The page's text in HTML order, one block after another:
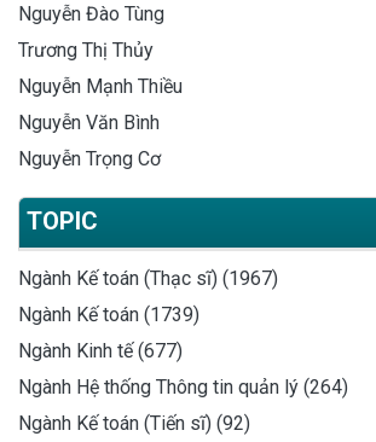
Nguyễn Đào Tùng
Trương Thị Thủy
Nguyễn Mạnh Thiều
Nguyễn Văn Bình
Nguyễn Trọng Cơ
TOPIC
Ngành Kế toán (Thạc sĩ) (1967)
Ngành Kế toán (1739)
Ngành Kinh tế (677)
Ngành Hệ thống Thông tin quản lý (264)
Ngành Kế toán (Tiến sĩ) (92)